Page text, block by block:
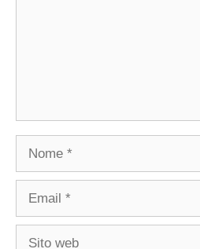
Nome
Email
Sito